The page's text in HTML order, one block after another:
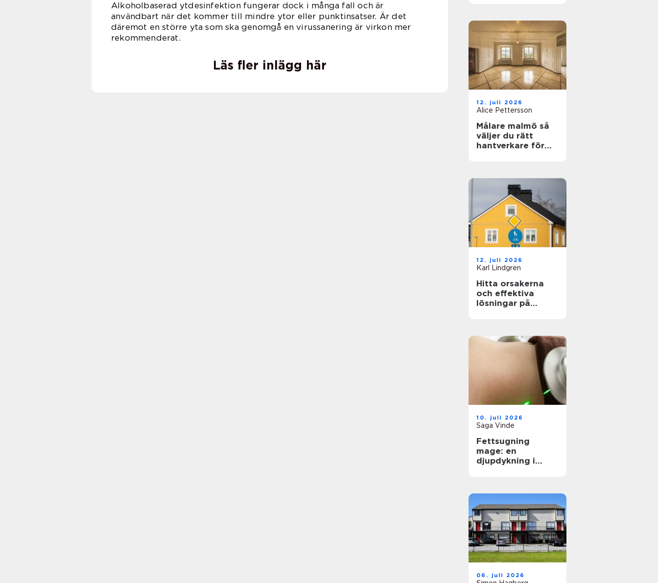
Alkoholbaserad ytdesinfektion fungerar dock i många fall och är
användbart när det kommer till mindre ytor eller punktinsatser. Är det
däremot en större yta som ska genomgå en virussanering är virkon mer
rekommenderat.
Läs fler inlägg här
12. juli 2026
Alice Pettersson
Målare malmö så
väljer du rätt
hantverkare för
12. juli 2026
Karl Lindgren
Hitta orsakerna
och effektiva
lösningar på
10. juli 2026
Saga Vinde
Fettsugning
mage: en
djupdykning i
06. juli 2026